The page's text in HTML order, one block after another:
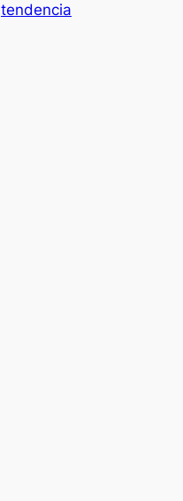
tendencia